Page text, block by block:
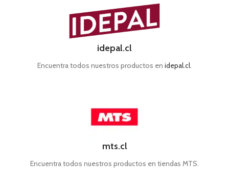
idepal.cl
Encuentra todos nuestros productos en idepal.cl
mts.cl
Encuentra todos nuestros productos en tiendas MTS.